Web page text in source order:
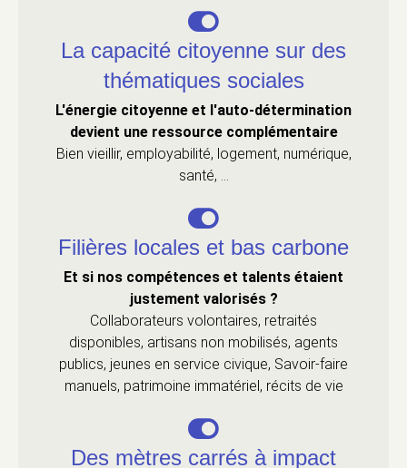
La capacité citoyenne sur des
thématiques sociales
L'énergie citoyenne et l'auto-détermination
devient une ressource complémentaire
Bien vieillir, employabilité, logement, numérique,
santé, ...
Filières locales et bas carbone
Et si nos compétences et talents étaient
justement valorisés ?
Collaborateurs volontaires, retraités
disponibles, artisans non mobilisés, agents
publics, jeunes en service civique, Savoir-faire
manuels, patrimoine immatériel, récits de vie
Des mètres carrés à impact